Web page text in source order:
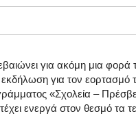
για ακόμη μια
εκδήλωση για τον
«Σχολεία –
ενεργά στον θεσμό τα